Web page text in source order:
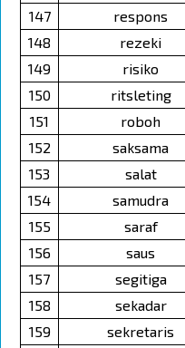
147
respons
148
rezeki
149
risiko
150
ritsleting
151
roboh
152
saksama
153
salat
154
samudra
155
saraf
156
saus
157
segitiga
158
sekadar
159
sekretaris